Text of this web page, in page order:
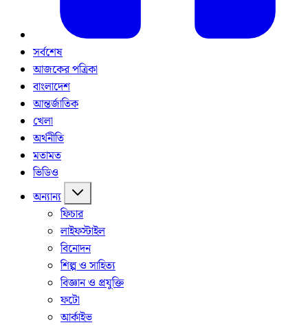
সর্বশেষ
আজকের পত্রিকা
বাংলাদেশ
আন্তর্জাতিক
খেলা
অর্থনীতি
মতামত
ভিডিও
অন্যান্য
ফিচার
লাইফস্টাইল
বিনোদন
শিল্প ও সাহিত্য
বিজ্ঞান ও প্রযুক্তি
ফটো
আর্কাইভ